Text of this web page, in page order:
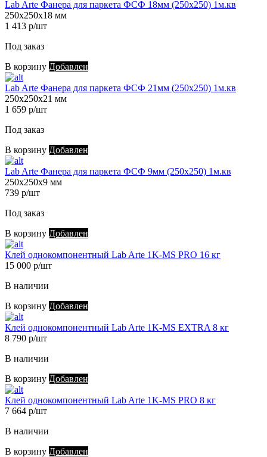
Lab Arte Фанера для паркета ФСФ 18мм (250х250) 1м.кв
250х250х18 мм
1 413 р/шт
Под заказ
В корзину Добавлен
Lab Arte Фанера для паркета ФСФ 21мм (250х250) 1м.кв
250х250х21 мм
1 659 р/шт
Под заказ
В корзину Добавлен
Lab Arte Фанера для паркета ФСФ 9мм (250х250) 1м.кв
250х250х9 мм
739 р/шт
Под заказ
В корзину Добавлен
Клей однокомпонентный Lab Arte 1K-MS PRO 16 кг
15 000 р/шт
В наличии
В корзину Добавлен
Клей однокомпонентный Lab Arte 1K-MS EXTRA 8 кг
8 790 р/шт
В наличии
В корзину Добавлен
Клей однокомпонентный Lab Arte 1K-MS PRO 8 кг
7 664 р/шт
В наличии
В корзину Добавлен